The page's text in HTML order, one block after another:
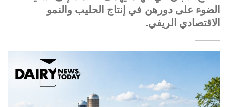
الضوء على دورهن في إنتاج الحليب والنمو
الاقتصادي الريفي.